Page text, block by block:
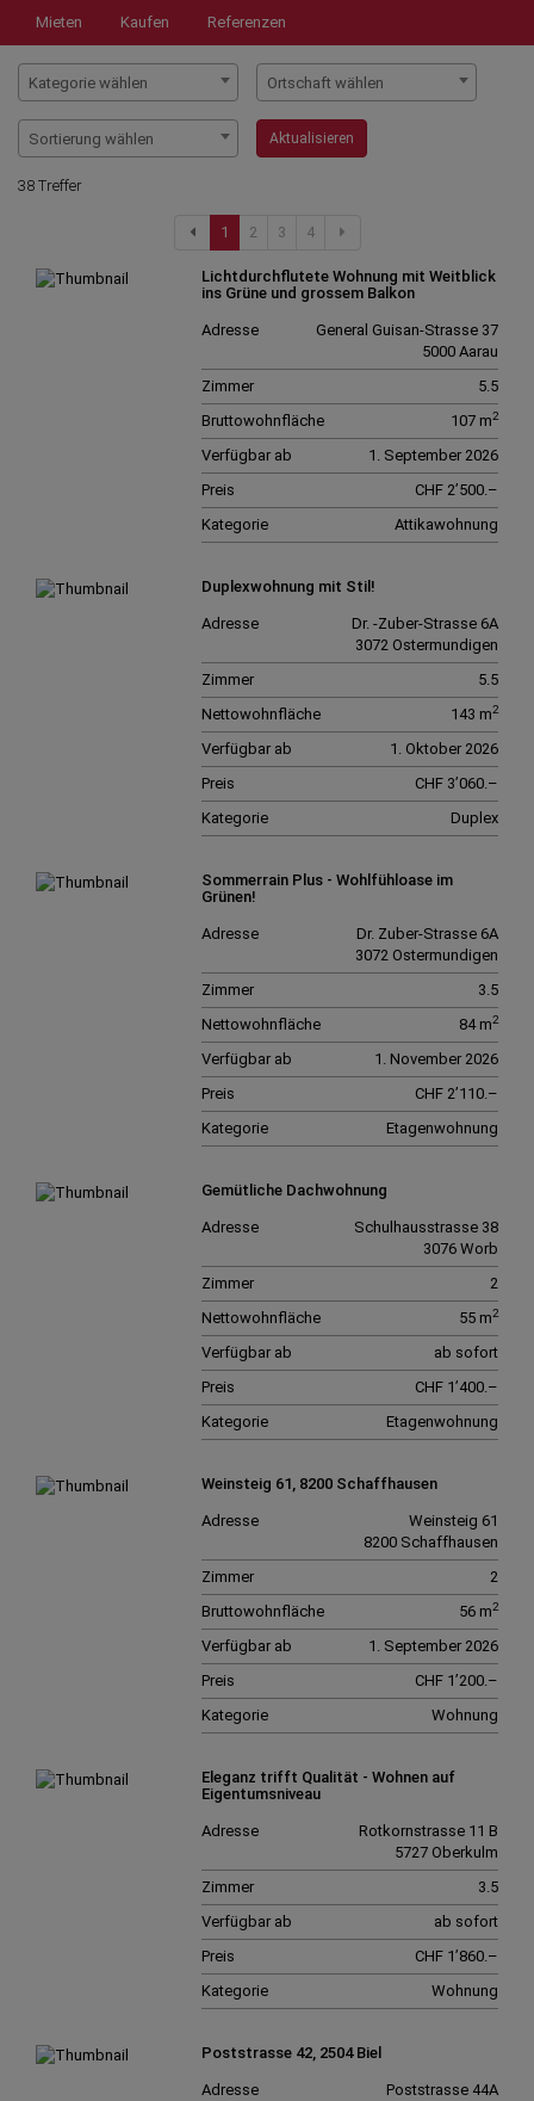
Mieten Kaufen Referenzen
Kategorie wählen Ortschaft wählen
Sortierung wählen Aktualisieren
38 Treffer
1 2 3 4
Lichtdurchflutete Wohnung mit Weitblick
ins Grüne und grossem Balkon
General Guisan-Strasse 37
5000 Aarau
Adresse
5.5
Zimmer
107 m2
Bruttowohnfläche
1. September 2026
Verfügbar ab
CHF 2’500.–
Preis
Attikawohnung
Kategorie
Duplexwohnung mit Stil!
Dr. -Zuber-Strasse 6A
3072 Ostermundigen
Adresse
5.5
Zimmer
143 m2
Nettowohnfläche
1. Oktober 2026
Verfügbar ab
CHF 3’060.–
Preis
Duplex
Kategorie
Sommerrain Plus - Wohlfühloase im
Grünen!
Dr. Zuber-Strasse 6A
3072 Ostermundigen
Adresse
3.5
Zimmer
84 m2
Nettowohnfläche
1. November 2026
Verfügbar ab
CHF 2’110.–
Preis
Etagenwohnung
Kategorie
Gemütliche Dachwohnung
Schulhausstrasse 38
3076 Worb
Adresse
2
Zimmer
55 m2
Nettowohnfläche
ab sofort
Verfügbar ab
CHF 1’400.–
Preis
Etagenwohnung
Kategorie
Weinsteig 61, 8200 Schaffhausen
Weinsteig 61
8200 Schaffhausen
Adresse
2
Zimmer
56 m2
Bruttowohnfläche
1. September 2026
Verfügbar ab
CHF 1’200.–
Preis
Wohnung
Kategorie
Eleganz trifft Qualität - Wohnen auf
Eigentumsniveau
Rotkornstrasse 11 B
5727 Oberkulm
Adresse
3.5
Zimmer
ab sofort
Verfügbar ab
CHF 1’860.–
Preis
Wohnung
Kategorie
Poststrasse 42, 2504 Biel
Poststrasse 44A
Adresse